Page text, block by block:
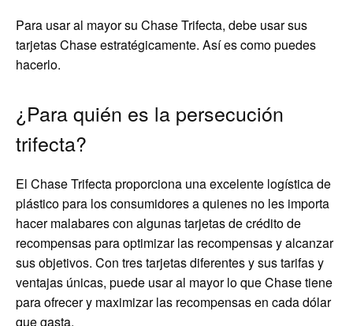
Para usar al mayor su Chase Trifecta, debe usar sus
tarjetas Chase estratégicamente. Así es como puedes
hacerlo.
¿Para quién es la persecución
trifecta?
El Chase Trifecta proporciona una excelente logística de
plástico para los consumidores a quienes no les importa
hacer malabares con algunas tarjetas de crédito de
recompensas para optimizar las recompensas y alcanzar
sus objetivos. Con tres tarjetas diferentes y sus tarifas y
ventajas únicas, puede usar al mayor lo que Chase tiene
para ofrecer y maximizar las recompensas en cada dólar
que gasta.